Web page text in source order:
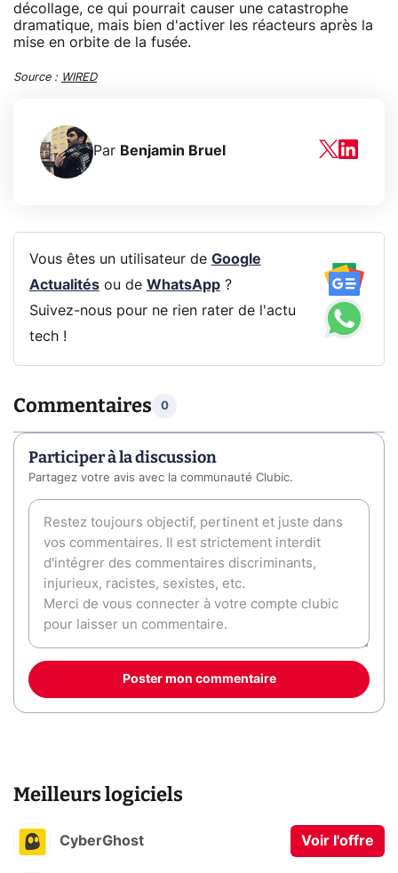
décollage, ce qui pourrait causer une catastrophe
dramatique, mais bien d'activer les réacteurs après la
mise en orbite de la fusée.
Source : WIRED
Par Benjamin Bruel
Vous êtes un utilisateur de Google
Actualitésou de WhatsApp?
Suivez-nous pour ne rien rater de l'actu
tech !
Commentaires 0
Participer à la discussion
Partagez votre avis avec la communauté Clubic.
Poster mon commentaire
Meilleurs logiciels
CyberGhost Voir l'offre